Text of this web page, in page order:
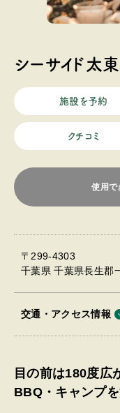
T2021サーフィン
位置します。 ​ 大
喫！ 目の前の海
ら、美味しいお肉
ルがございます
OK！ 近隣に大型
力は【流木モニ
キャンプファイヤ
は温泉施設もあ
アウトドアを満喫
シーサイド太
施設を予約
クチコミ
使用で
〒299-4303
千葉県 千葉県長生郡
交通・アクセス情報
目の前は180度広
BBQ・キャンプ